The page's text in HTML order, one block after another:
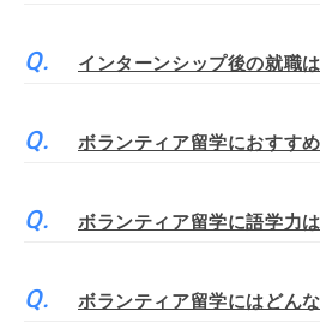
インターンシップ後の就職
ボランティア留学におすす
ボランティア留学に語学力
ボランティア留学にはどん